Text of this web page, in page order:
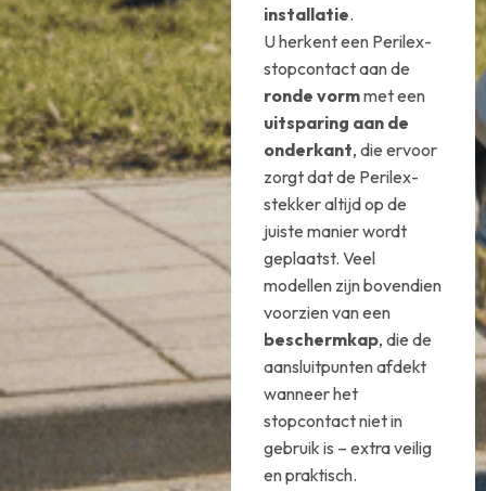
installatie.
U herkent een Perilex-
stopcontact aan de
ronde vormmet een
uitsparing aan de
onderkant, die ervoor
zorgt dat de Perilex-
stekker altijd op de
juiste manier wordt
geplaatst. Veel
modellen zijn bovendien
voorzien van een
beschermkap, die de
aansluitpunten afdekt
wanneer het
stopcontact niet in
gebruik is – extra veilig
en praktisch.